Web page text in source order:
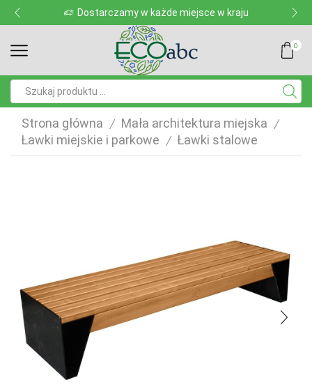
Dostarczamy w każde miejsce w kraju
0
Strona główna / Mała architektura miejska /
Ławki miejskie i parkowe / Ławki stalowe